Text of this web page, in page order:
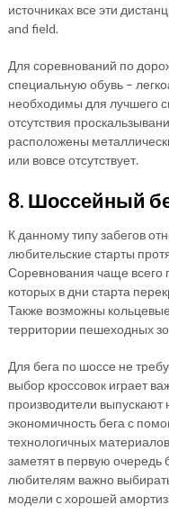
источниках все эти
and field.
Для соревнований по
специальную обувь –
необходимы для лучшего
отсутствия
расположены
или вовсе отсутствует.
8. Шоссейный
К данному типу забегов
любительские старты
Соревнования чаще всего
которых в дни старта
Также возможны
территории пешеходных
Для бега по шоссе не
выбор кроссовок играет
производители
экономичность бега с
технологичных
заметят в первую
любителям важно
модели с хорошей